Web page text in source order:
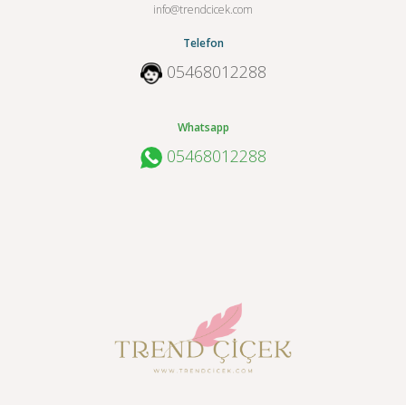
info@trendcicek.com
Telefon
05468012288
Whatsapp
05468012288